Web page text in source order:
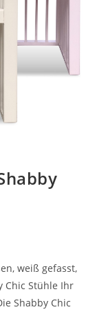
weiß gefasst,
Chic Stühle Ihr
Shabby Chic